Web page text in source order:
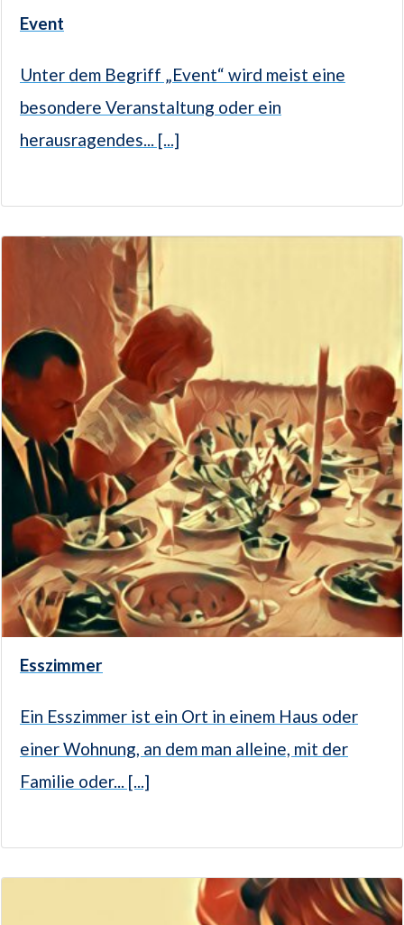
Event
Unter dem Begriff „Event“ wird meist eine
besondere Veranstaltung oder ein
herausragendes... [...]
Esszimmer
Ein Esszimmer ist ein Ort in einem Haus oder
einer Wohnung, an dem man alleine, mit der
Familie oder... [...]